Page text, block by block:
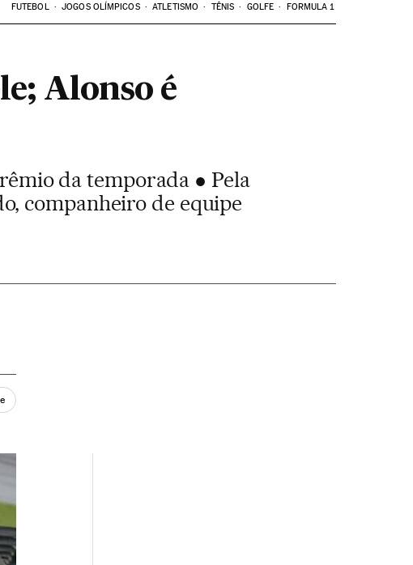
FUTEBOL JOGOS OLÍMPICOS ATLETISMO TÊNIS GOLFE FORMULA 1
Alonso é
da temporada ● Pela
companheiro de equipe